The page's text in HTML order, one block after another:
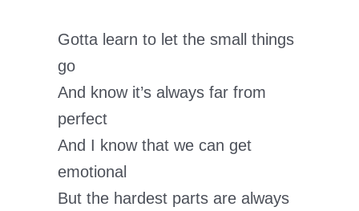
Gotta learn to let the small things
go
And know it’s always far from
perfect
And I know that we can get
emotional
But the hardest parts are always